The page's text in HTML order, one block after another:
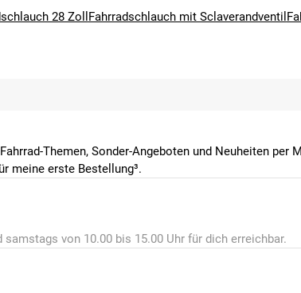
28 Zoll Fahrradschlauch mit Sclaverandventil
Themen, Sonder-Angeboten und Neuheiten
meine erste Bestellung³.
von 10.00 bis 15.00 Uhr für dich erreichbar.